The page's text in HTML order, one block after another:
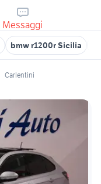
Messaggi
bmw r1200r Sicilia
Carlentini